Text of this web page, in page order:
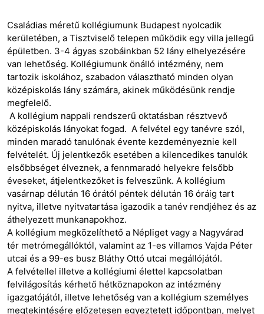
Családias méretű kollégiumunk Budapest nyolcadik
kerületében, a Tisztviselő telepen működik egy villa jellegű
épületben. 3-4 ágyas szobáinkban 52 lány elhelyezésére
van lehetőség. Kollégiumunk önálló intézmény, nem
tartozik iskolához, szabadon választható minden olyan
középiskolás lány számára, akinek működésünk rendje
megfelelő.
A kollégium nappali rendszerű oktatásban résztvevő
középiskolás lányokat fogad. A felvétel egy tanévre szól,
minden maradó tanulónak évente kezdeményeznie kell
felvételét. Új jelentkezők esetében a kilencedikes tanulók
elsőbbséget élveznek, a fennmaradó helyekre felsőbb
éveseket, átjelentkezőket is felveszünk. A kollégium
vasárnap délután 16 órától péntek délután 16 óráig tart
nyitva, illetve nyitvatartása igazodik a tanév rendjéhez és az
áthelyezett munkanapokhoz.
A kollégium megközelíthető a Népliget vagy a Nagyvárad
tér metrómegállóktól, valamint az 1-es villamos Vajda Péter
utcai és a 99-es busz Bláthy Ottó utcai megállójától.
A felvétellel illetve a kollégiumi élettel kapcsolatban
felvilágosítás kérhető hétköznapokon az intézmény
igazgatójától, illetve lehetőség van a kollégium személyes
megtekintésére előzetesen egyeztetett időpontban, melyet